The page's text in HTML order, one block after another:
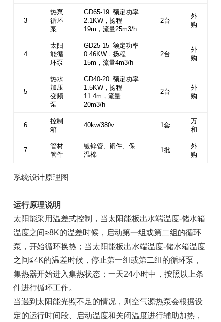
3
热泵
循环
泵
GD65-19 额定功率
2.1KW，扬程
19m，流量25m3/h
2台
外
购
4
太阳
能循
环泵
GD25-15 额定功率
0.46KW，扬程
15m，流量4m3/h
2台
外
购
5
热水
加压
变频
泵
GD40-20 额定功率
1.5KW，扬程
11.4m，流量
20m3/h
2台
外
购
6
控制
箱
40kw/380v 1套
万
和
7
管材
管件
镀锌管、铜件、保
温棉
1批
外
购
系统设计原理图
运行原理说明
太阳能采用温差式控制，当太阳能板出水端温度-储水箱
温度之间≥8K的温差时候，启动第一组或第二组的循环
泵，开始循环换热；当太阳能板出水端温度-储水箱温度
之间≦4K的温差时候，停止第一组或第二组的循环泵，
集热器开始进入集热状态；一天24小时中，按照以上条
件进行循环工作。
当遇到太阳能光照不足的情况，则空气源热泵会根据设
定的运行时间段、启动温度和关闭温度进行辅助加热，